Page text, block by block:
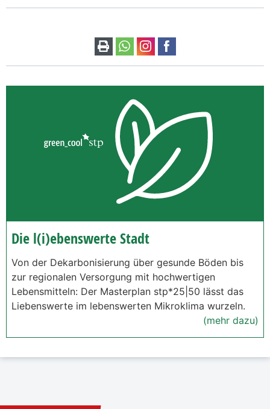
Die l(i)ebenswerte Stadt
Von der Dekarbonisierung über gesunde Böden bis
zur regionalen Versorgung mit hochwertigen
Lebensmitteln: Der Masterplan stp*25|50 lässt das
Liebenswerte im lebenswerten Mikroklima wurzeln.
(mehr dazu)